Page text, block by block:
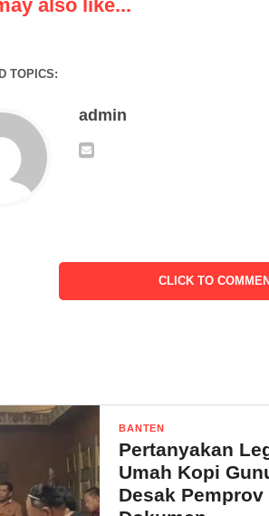
also like...
TOPICS:
admin
CLICK TO
BANTEN
Pertanyakan
Umah Kopi
Desak